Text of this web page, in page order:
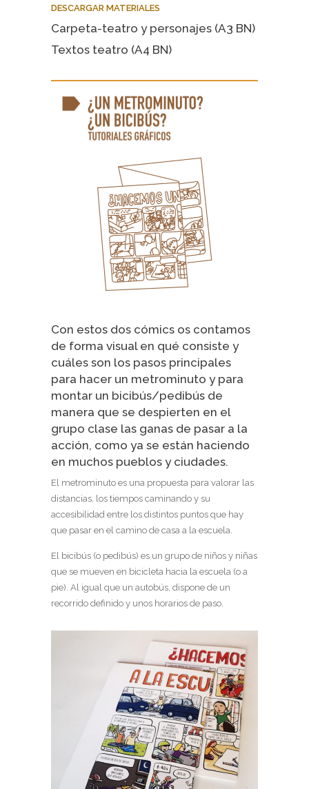
DESCARGAR MATERIALES
Carpeta-teatro y personajes (A3 BN)
Textos teatro (A4 BN)
Con estos dos cómics os contamos
de forma visual en qué consiste y
cuáles son los pasos principales
para hacer un metrominuto y para
montar un bicibús/pedibús de
manera que se despierten en el
grupo clase las ganas de pasar a la
acción, como ya se están haciendo
en muchos pueblos y ciudades.
El metrominuto es una propuesta para valorar las
distancias, los tiempos caminando y su
accesibilidad entre los distintos puntos que hay
que pasar en el camino de casa a la escuela.
El bicibús (o pedibús) es un grupo de niños y niñas
que se mueven en bicicleta hacia la escuela (o a
pie). Al igual que un autobús, dispone de un
recorrido definido y unos horarios de paso.